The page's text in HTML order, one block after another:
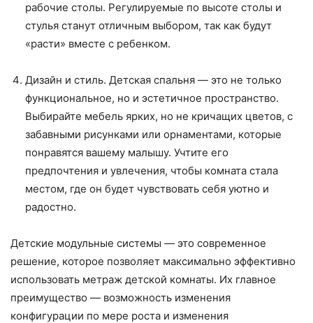
рабочие столы. Регулируемые по высоте столы и
стулья станут отличным выбором, так как будут
«расти» вместе с ребенком.
Дизайн и стиль. Детская спальня — это не только
функциональное, но и эстетичное пространство.
Выбирайте мебель ярких, но не кричащих цветов, с
забавными рисунками или орнаментами, которые
понравятся вашему малышу. Учтите его
предпочтения и увлечения, чтобы комната стала
местом, где он будет чувствовать себя уютно и
радостно.
Детские модульные системы — это современное
решение, которое позволяет максимально эффективно
использовать метраж детской комнаты. Их главное
преимущество — возможность изменения
конфигурации по мере роста и изменения